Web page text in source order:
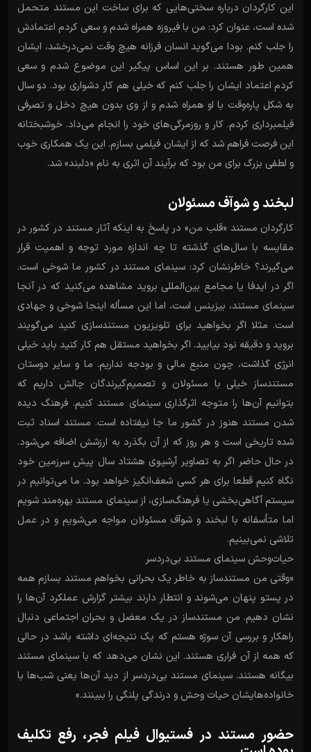
این کارگردان درباره سختی‌هایی که برای ساخت این مستند متحمل
شده است، عنوان کرد: من با فیروزه همراه شدم و سعی کردم اعتمادش
را جلب کنم. بودا می‌گوید انسان فرزانه هیچ وقت نمی‌درخشد، ایشان
همین طور هستند. بر این اساس پیگیر این موضوع شدم و سعی
کردم اعتماد ایشان را جلب کنم که خیلی هم کار دشواری بود. دو سال
به شکل پاره‌وقت با او همراه شدم و از وی بدون هیچ دخل و تصرفی
فیلمبرداری کردم. کار و روزمرگی‌های خود را انجام می‌داد. خوشبختانه
این فرصت فراهم شد که از ایشان فیلمی بسازم. این یک همکاری خوب
و لطفی بزرگ برای من بود که برآیند آن اثری به نام «دلبند» شد.
لبخند و شوآف مسئولان
کارگردان مستند «قلب من» در پاسخ به اینکه آثار مستند در کشور در
مقایسه با سال‌های گذشته تا چه اندازه مورد توجه و اهمیت قرار
می‌گیرند؟ خاطرنشان کرد: سینمای مستند در کشور ما شوخی است.
اگر در ایدفا یا مجامع بین‌المللی بروید مشاهده می‌کنید که در آنجا
سینمای مستند، بیزینس است، اما این مسأله اینجا شوخی و جهادی
است. مثلا اگر بخواهید برای تلویزیون مستندسازی کنید می‌گویند
بروید و دقیقه نود بیایید. اگر بخواهید مستقل هم کار کنید باید خیلی
انرژی گذاشت، چون منبع مالی و بودجه نداریم. ما و سایر دوستان
مستندساز خیلی با مسئولان و تصمیم‌گیرندگان چالش داریم که
بتوانیم آن‌ها را متوجه اثرگذاری سینمای مستند کنیم. فرهنگ دیده
شدن مستند هنوز در کشور ما جا نیفتاده است. مستند اسناد ثبت
شده تاریخی است و هر روز که از آن بگذرد به ارزشش اضافه می‌شود.
در حال حاضر اگر به تصاویر آرشیوی هشتاد سال پیش سرزمین خود
نگاه کنیم قطعا برای هر کسی شعف‌انگیز خواهد بود. ما می‌توانیم در
سیستم آگاهی‌بخشی یا فرهنگ‌سازی، از سینمای مستند بهره‌مند شویم
اما متأسفانه با لبخند و شوآف مسئولان مواجه می‌شویم و در عمل
تلاشی نمی‌بینیم.
حیات‌وحش سینمای مستند بی‌دردسر
«وقتی من مستندساز به خاطر یک بحرانی بخواهم مستند بسازم همه
در پستو پنهان می‌شوند و انتطار دارند بیشتر گزارش عملکرد آن‌ها را
نشان دهیم. من مستندساز در یک معضل و بحران اجتماعی دنبال
راهکار و بررسی آن سوژه هستم که یک نتیجه‌ای داشته باشد در حالی
که همه از آن فراری هستند. این نشان می‌دهد که با سینمای مستند
بیگانه هستند. سینمای مستند بی‌دردسر از دید آن‌ها یعنی شب‌ها با
خانواده‌هایشان حیات وحش و درندگی پلنگی را ببینند.»
حضور مستند در فستیوال فیلم فجر، رفع تکلیف